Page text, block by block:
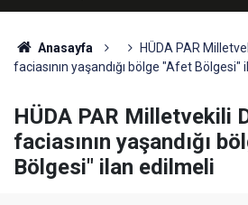
Anasayfa
HÜDA PAR
faciasının yaşandığı bölge "Afet Bölgesi"
HÜDA PAR Milletvekili
faciasının yaşandığı
Bölgesi" ilan edilmeli